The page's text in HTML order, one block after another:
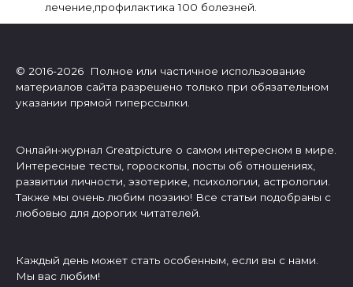
лечение,профилактика 100 болезней.
© 2016-2026 Полное или частичное использование
материалов сайта разрешено только при обязательном
указании прямой гиперссылки.
Онлайн-журнал Greatpicture о самом интересном в мире.
Интересные тесты, гороскопы, посты об отношениях,
развитии личности, эзотерике, психологии, астрологии.
Также мы очень любим поэзию! Все статьи подобраны с
любовью для дорогих читателей.
Каждый день может стать особенным, если вы с нами.
Мы вас любим!